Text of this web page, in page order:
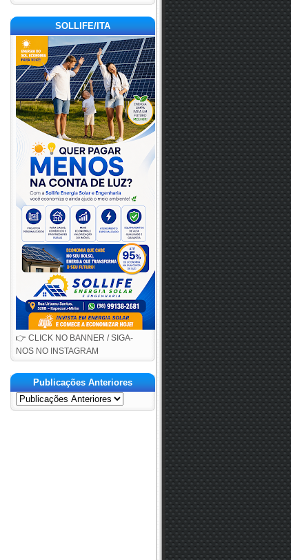
SOLLIFE/ITA
👉 CLICK NO BANNER / SIGA-
NOS NO INSTAGRAM
Publicações Anteriores